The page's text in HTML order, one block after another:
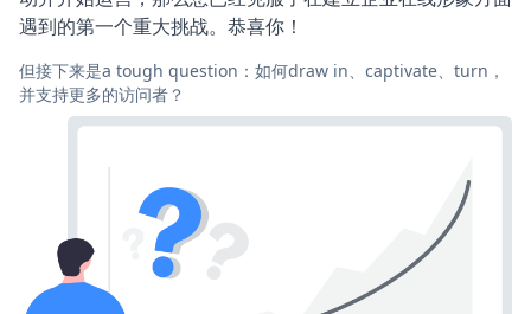
遇到的第一个重大挑战。恭喜你！
但接下来是a tough question：如何draw in、captivate、turn，
并支持更多的访问者？